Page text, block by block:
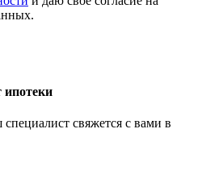
ипотеки
свяжется с вами в